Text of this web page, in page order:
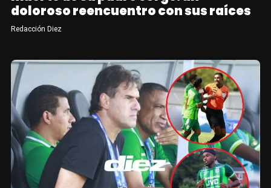
doloroso reencuentro con sus raíces
Redacción Diez